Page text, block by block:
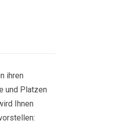
ihren
und Platzen
Ihnen